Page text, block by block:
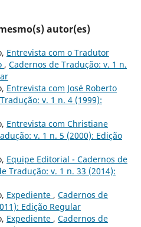
autor(es)
Entrevista com o Tradutor
, Cadernos de Tradução: v. 1 n.
Entrevista com José Roberto
v. 1 n. 4 (1999):
Entrevista com Christiane
v. 1 n. 5 (2000): Edição
Equipe Editorial - Cadernos de
Tradução: v. 1 n. 33 (2014):
Expediente , Cadernos de
Edição Regular
Expediente , Cadernos de